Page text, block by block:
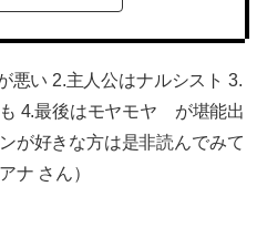
悪い 2.主人公はナルシスト 3.
4.最後はモヤモヤ が堪能出
が好きな方は是非読んでみて
ナ さん）